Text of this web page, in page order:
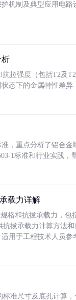
机制及典型应用电
析
拉强度（包括T2及
态下的金属特性差异
，重点分析了铝合
1标准和行业实践，
载力详解
格和抗拔承载力，
抗拔承载力计算方法
用于工程技术人员参
标准尺寸及底孔计算